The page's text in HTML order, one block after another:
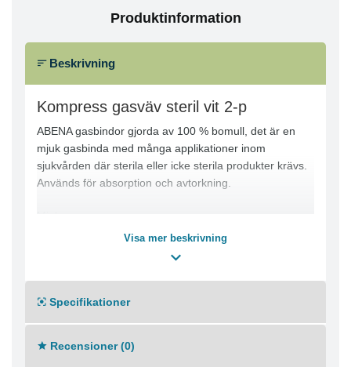
Produktinformation
Beskrivning
Kompress gasväv steril vit 2-p
ABENA gasbindor gjorda av 100 % bomull, det är en
mjuk gasbinda med många applikationer inom
sjukvården där sterila eller icke sterila produkter krävs.
Används för absorption och avtorkning.
-Sterila
-17 trådar
Visa mer beskrivning
Specifikationer
Recensioner (0)